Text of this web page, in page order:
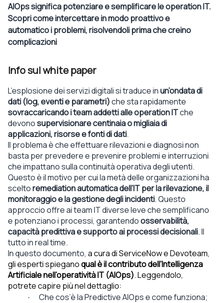
AIOps significa potenziare e semplificare le operation IT.
Scopri come intercettare in modo proattivo e
automatico i problemi, risolvendoli prima che creino
complicazioni
Info sul white paper
L’esplosione dei servizi digitali si traduce inun’ondata di
dati (log, eventi e parametri)che sta rapidamente
sovraccaricando i team addetti alle operation ITche
devonosupervisionare centinaia o migliaia di
applicazioni, risorse e fonti di dati.
Il problema è che effettuare rilevazioni e diagnosi non
basta per prevedere e prevenire problemi e interruzioni
che impattano sulla continuità operativa degli utenti.
Questo è il motivo per cui la metà delle organizzazioni ha
sceltoremediation automatica dell’IT per la rilevazione, il
monitoraggio e la gestione degli incidenti. Questo
approccio offre ai team IT diverse leve che semplificano
e potenziano i processi, garantendoosservabilità,
capacità predittiva e supporto ai processi decisionali. Il
tutto in real time.
In questo documento, a cura di ServiceNow e Devoteam,
gli esperti spieganoqual è il contributo dell’Intelligenza
Artificiale nell’operatività IT (AIOps). Leggendolo,
potrete capire più nel dettaglio:
· Che cos’è la Predictive AIOps e come funziona;